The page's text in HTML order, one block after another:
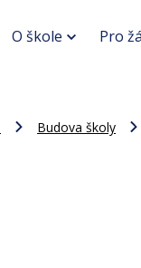
O škole Pro
Budova školy